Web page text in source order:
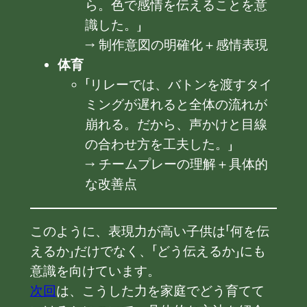
ら。色で感情を伝えることを意
識した。」
→ 制作意図の明確化＋感情表現
体育
「リレーでは、バトンを渡すタイ
ミングが遅れると全体の流れが
崩れる。だから、声かけと目線
の合わせ方を工夫した。」
→ チームプレーの理解＋具体的
な改善点
このように、表現力が高い子供は「何を伝
えるか」だけでなく、「どう伝えるか」にも
意識を向けています。
次回は、こうした力を家庭でどう育てて